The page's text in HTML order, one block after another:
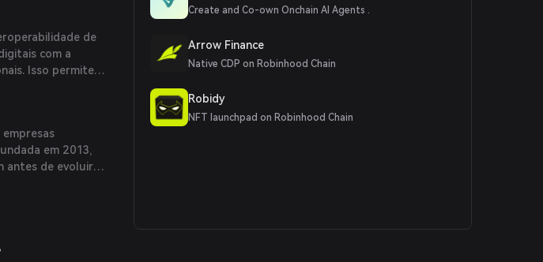
digitais.
de
com a
Isso permite
fomentando
em 2013,
antes de evoluir
uma das principais
Create and Co-own Onchain AI Agents .
Arrow Finance
Native CDP on Robinhood Chain
Robidy
NFT launchpad on Robinhood Chain